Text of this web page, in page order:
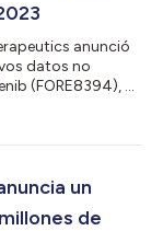
anunció
datos no
(FORE8394), el
El conjunto de
un
de